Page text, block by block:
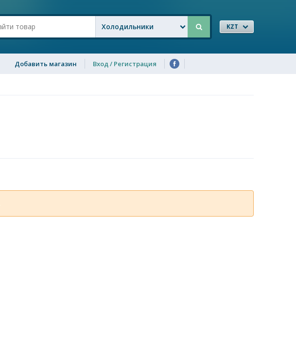
Холодильники KZT
Добавить магазин Вход / Регистрация